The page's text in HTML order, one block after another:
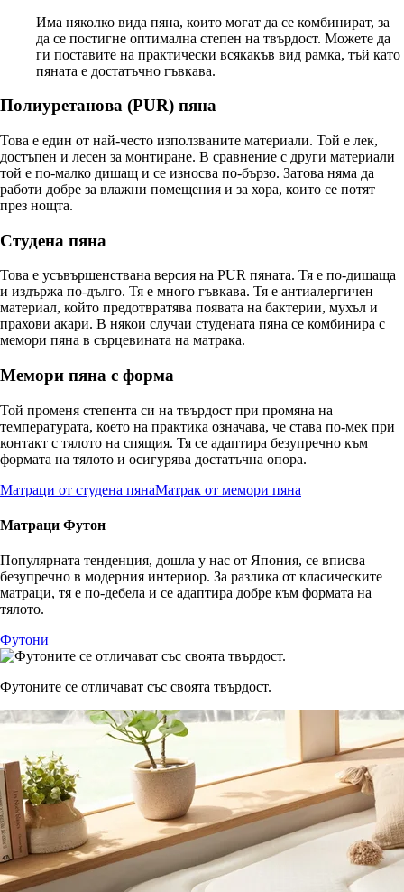
Има няколко вида пяна, които могат да се комбинират, за
да се постигне оптимална степен на твърдост. Можете да
ги поставите на практически всякакъв вид рамка, тъй като
пяната е достатъчно гъвкава.
Полиуретанова (PUR) пяна
Това е един от най-често използваните материали. Той е лек,
достъпен и лесен за монтиране. В сравнение с други материали
той е по-малко дишащ и се износва по-бързо. Затова няма да
работи добре за влажни помещения и за хора, които се потят
през нощта.
Студена пяна
Това е усъвършенствана версия на PUR пяната. Тя е по-дишаща
и издържа по-дълго. Тя е много гъвкава. Тя е антиалергичен
материал, който предотвратява появата на бактерии, мухъл и
прахови акари. В някои случаи студената пяна се комбинира с
мемори пяна в сърцевината на матрака.
Мемори пяна с форма
Той променя степента си на твърдост при промяна на
температурата, което на практика означава, че става по-мек при
контакт с тялото на спящия. Тя се адаптира безупречно към
формата на тялото и осигурява достатъчна опора.
Матраци от студена пянаМатрак от мемори пяна
Матраци Футон
Популярната тенденция, дошла у нас от Япония, се вписва
безупречно в модерния интериор. За разлика от класическите
матраци, тя е по-дебела и се адаптира добре към формата на
тялото.
Футони
Футоните се отличават със своята твърдост.